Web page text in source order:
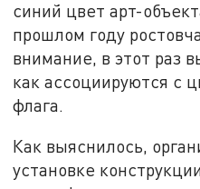
синий цвет арт-
прошлом году
внимание, в этот раз
как ассоциируются с
флага.
Как выяснилось,
установке